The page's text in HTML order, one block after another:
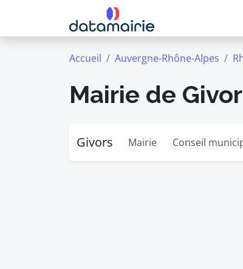
Accueil Auvergne-Rhône-Alpes
Mairie de
Givors Mairie Conseil